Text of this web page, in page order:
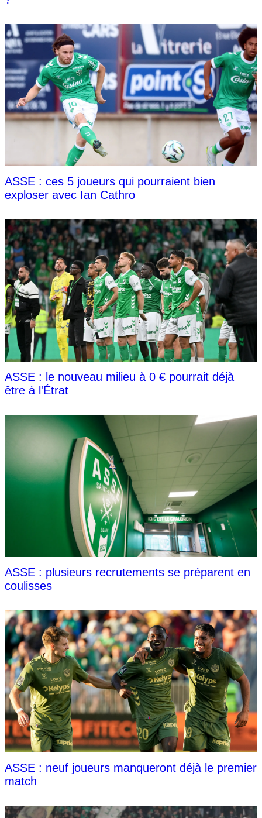
ASSE : ces 5 joueurs qui pourraient bien
exploser avec Ian Cathro
ASSE : le nouveau milieu à 0 € pourrait déjà
être à l'Étrat
ASSE : plusieurs recrutements se préparent en
coulisses
ASSE : neuf joueurs manqueront déjà le premier
match